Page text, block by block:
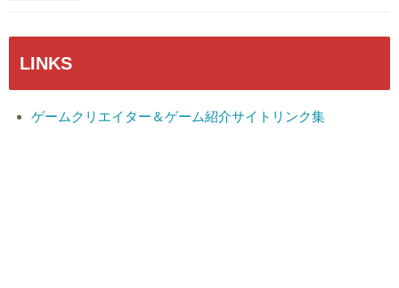
LINKS
ゲームクリエイター＆ゲーム紹介サイトリンク集